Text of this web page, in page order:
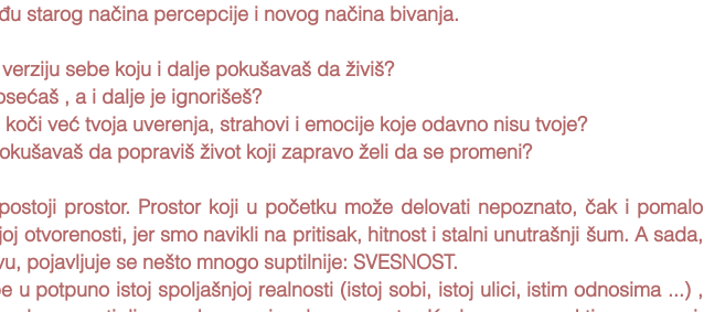
starog načina percepcije i novog načina bivanja.
sebe koju i dalje pokušavaš da živiš?
, a i dalje je ignorišeš?
već tvoja uverenja, strahovi i emocije koje odavno nisu tvoje?
da popraviš život koji zapravo želi da se promeni?
prostor. Prostor koji u početku može delovati nepoznato, čak i pomalo
otvorenosti, jer smo navikli na pritisak, hitnost i stalni unutrašnji šum. A sada,
pojavljuje se nešto mnogo suptilnije: SVESNOST.
u potpuno istoj spoljašnjoj realnosti (istoj sobi, istoj ulici, istim odnosima ...) ,